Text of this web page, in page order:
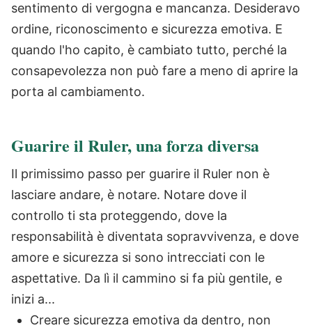
sentimento di vergogna e mancanza. Desideravo
ordine, riconoscimento e sicurezza emotiva. E
quando l'ho capito, è cambiato tutto, perché la
consapevolezza non può fare a meno di aprire la
porta al cambiamento.
Guarire il Ruler, una forza diversa
Il primissimo passo per guarire il Ruler non è
lasciare andare, è notare. Notare dove il
controllo ti sta proteggendo, dove la
responsabilità è diventata sopravvivenza, e dove
amore e sicurezza si sono intrecciati con le
aspettative. Da lì il cammino si fa più gentile, e
inizi a...
Creare sicurezza emotiva da dentro, non